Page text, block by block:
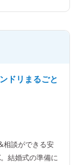
ドリまるごと
相談ができる安
結婚式の準備に